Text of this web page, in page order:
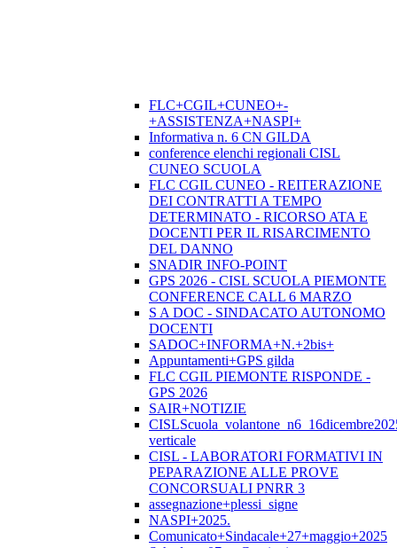
FLC+CGIL+CUNEO+-
+ASSISTENZA+NASPI+
Informativa n. 6 CN GILDA
conference elenchi regionali CISL
CUNEO SCUOLA
FLC CGIL CUNEO - REITERAZIONE
DEI CONTRATTI A TEMPO
DETERMINATO - RICORSO ATA E
DOCENTI PER IL RISARCIMENTO
DEL DANNO
SNADIR INFO-POINT
GPS 2026 - CISL SCUOLA PIEMONTE
CONFERENCE CALL 6 MARZO
S A DOC - SINDACATO AUTONOMO
DOCENTI
SADOC+INFORMA+N.+2bis+
Appuntamenti+GPS gilda
FLC CGIL PIEMONTE RISPONDE -
GPS 2026
SAIR+NOTIZIE
verticale
CISL - LABORATORI FORMATIVI IN
PEPARAZIONE ALLE PROVE
CONCORSUALI PNRR 3
assegnazione+plessi_signe
NASPI+2025.
Comunicato+Sindacale+27+maggio+2025